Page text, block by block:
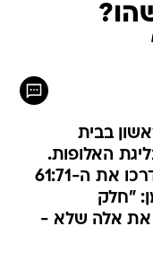
בבית
ואת הכרטיס לטופ 16 בליגת האלופות.
האוהד ששוחרר מהשבי סיכם בדרכו את ה-61:71
"חלק
את אלה שלא -